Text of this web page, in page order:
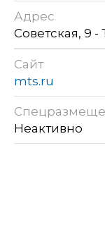
Адрес
Советская, 9
Сайт
mts.ru
Неактивно